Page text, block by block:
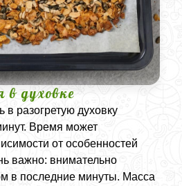
в духовке
в разогретую духовку
Время может
от особенностей
важно: внимательно
в последние минуты. Масса